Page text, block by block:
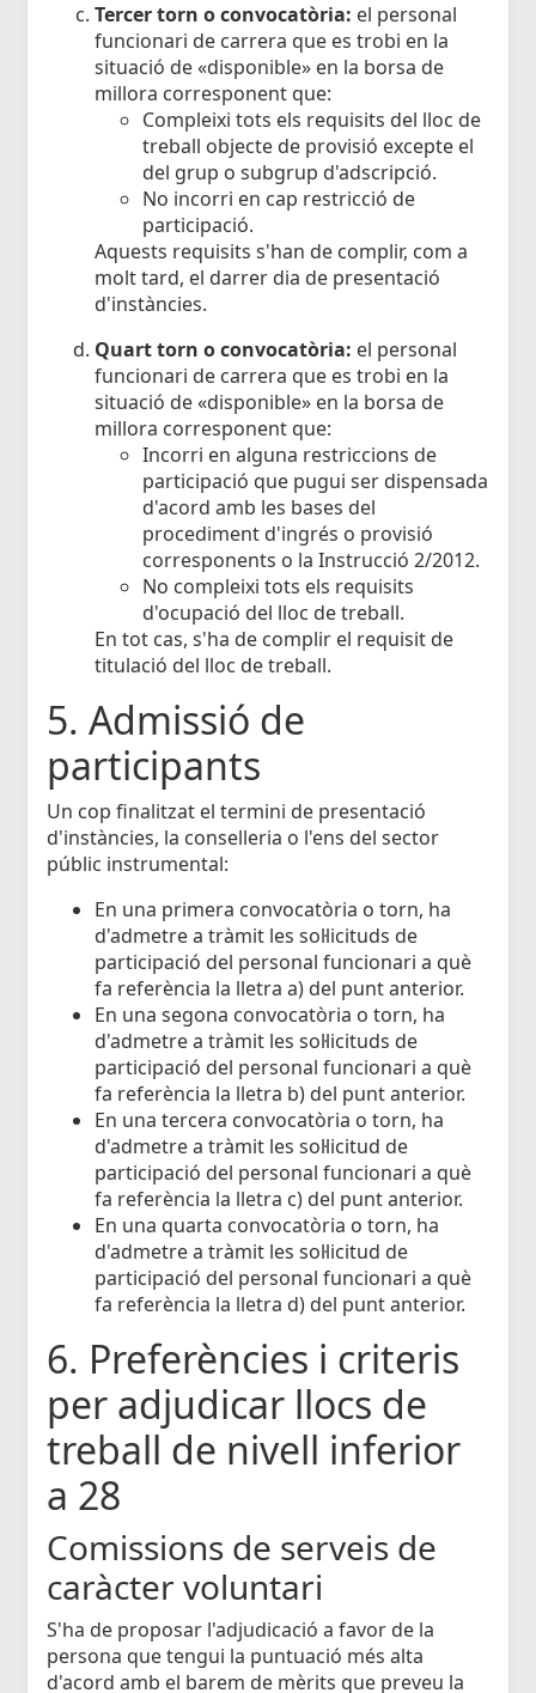
Tercer torn o convocatòria: el personal
funcionari de carrera que es trobi en la
situació de «disponible» en la borsa de
millora corresponent que:
Compleixi tots els requisits del lloc de
treball objecte de provisió excepte el
del grup o subgrup d'adscripció.
No incorri en cap restricció de
participació.
Aquests requisits s'han de complir, com a
molt tard, el darrer dia de presentació
d'instàncies.
Quart torn o convocatòria: el personal
funcionari de carrera que es trobi en la
situació de «disponible» en la borsa de
millora corresponent que:
Incorri en alguna restriccions de
participació que pugui ser dispensada
d'acord amb les bases del
procediment d'ingrés o provisió
corresponents o la Instrucció 2/2012.
No compleixi tots els requisits
d'ocupació del lloc de treball.
En tot cas, s'ha de complir el requisit de
titulació del lloc de treball.
5. Admissió de
participants
Un cop finalitzat el termini de presentació
d'instàncies, la conselleria o l'ens del sector
públic instrumental:
En una primera convocatòria o torn, ha
d'admetre a tràmit les sol·licituds de
participació del personal funcionari a què
fa referència la lletra a) del punt anterior.
En una segona convocatòria o torn, ha
d'admetre a tràmit les sol·licituds de
participació del personal funcionari a què
fa referència la lletra b) del punt anterior.
En una tercera convocatòria o torn, ha
d'admetre a tràmit les sol·licitud de
participació del personal funcionari a què
fa referència la lletra c) del punt anterior.
En una quarta convocatòria o torn, ha
d'admetre a tràmit les sol·licitud de
participació del personal funcionari a què
fa referència la lletra d) del punt anterior.
6. Preferències i criteris
per adjudicar llocs de
treball de nivell inferior
a 28
Comissions de serveis de
caràcter voluntari
S'ha de proposar l'adjudicació a favor de la
persona que tengui la puntuació més alta
d'acord amb el barem de mèrits que preveu la